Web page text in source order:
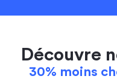
Découvre
30% moins